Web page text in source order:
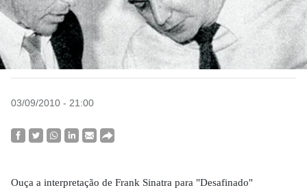
03/09/2010 - 21:00
Ouça a interpretação de Frank Sinatra para "Desafinado"